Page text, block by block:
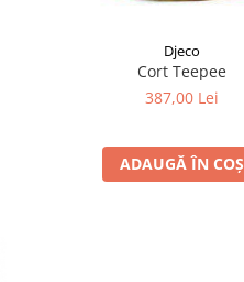
Djeco
Cort Teepee
387,00 Lei
ADAUGĂ ÎN COȘ